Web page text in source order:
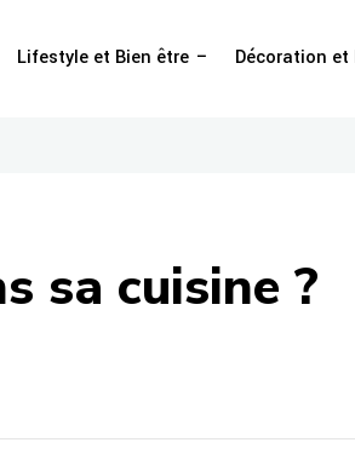
Lifestyle et Bien être Décoration et
sa cuisine ?